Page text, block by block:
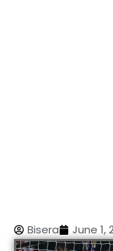
Bisera June 1,